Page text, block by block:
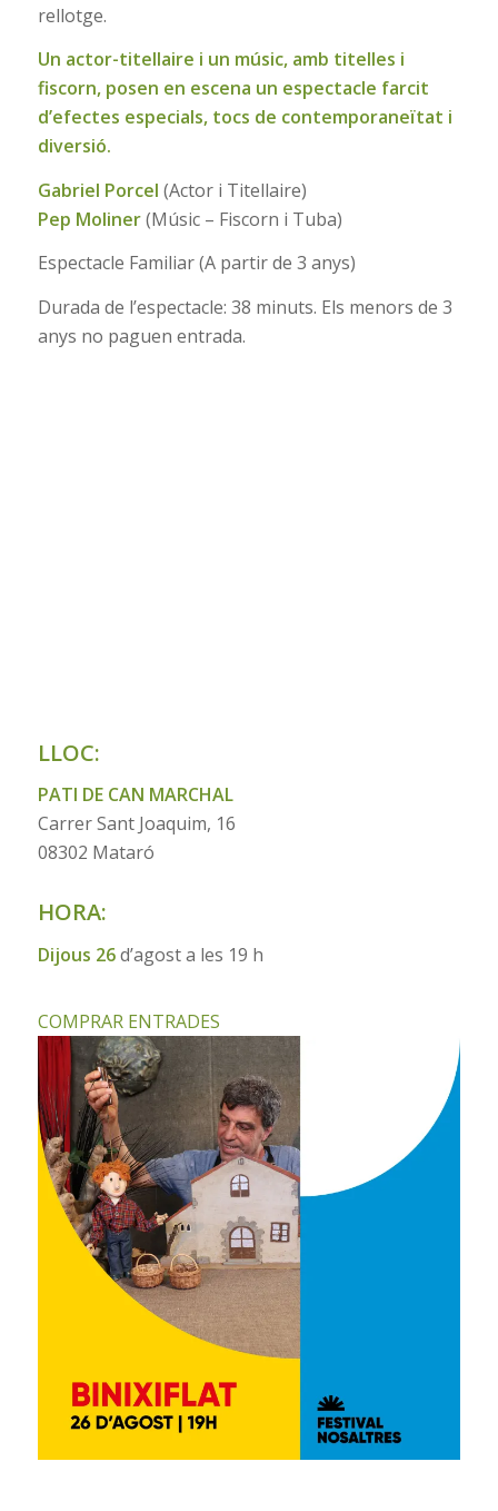
rellotge.
Un actor-titellaire i un músic, amb titelles i
fiscorn, posen en escena un espectacle farcit
d’efectes especials, tocs de contemporaneïtat i
diversió.
Gabriel Porcel (Actor i Titellaire)
Pep Moliner(Músic – Fiscorn i Tuba)
Espectacle Familiar (A partir de 3 anys)
Durada de l’espectacle: 38 minuts. Els menors de 3
anys no paguen entrada.
LLOC:
PATI DE CAN MARCHAL
Carrer Sant Joaquim, 16
08302 Mataró
HORA:
Dijous 26d’agost a les 19 h
COMPRAR ENTRADES